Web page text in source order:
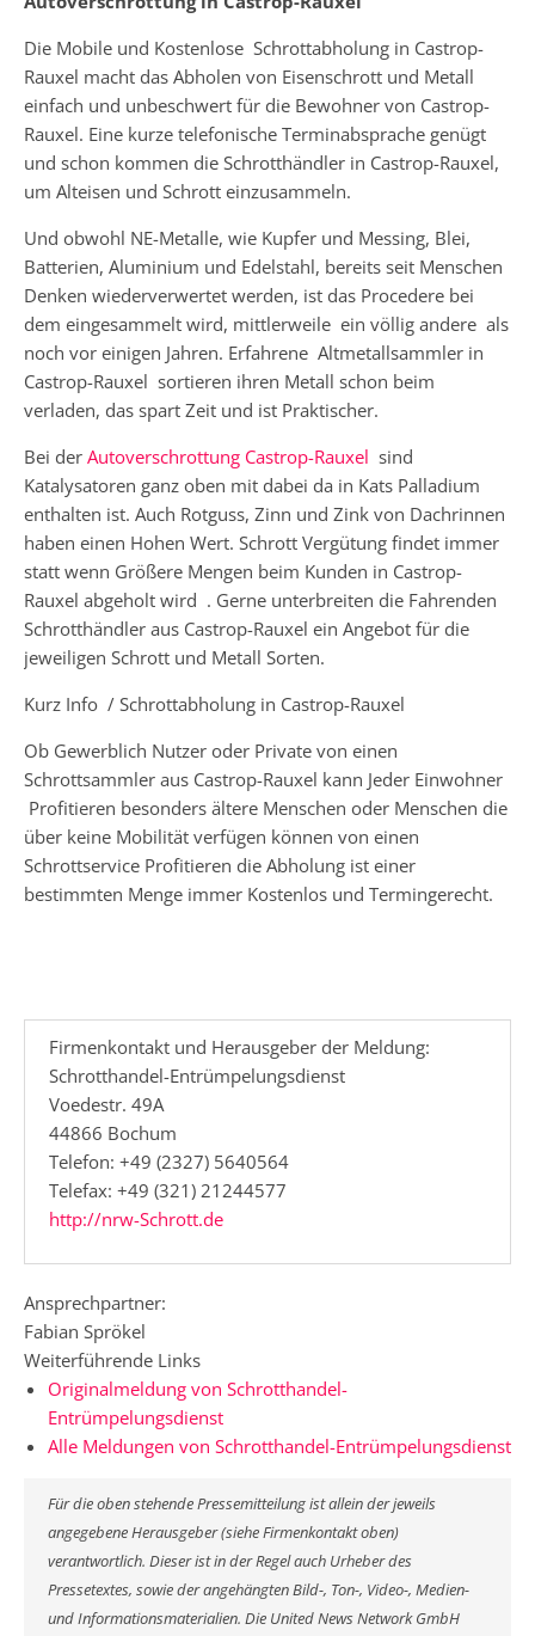
Die Mobile und Kostenlose Schrottabholung in Castrop-
Rauxel macht das Abholen von Eisenschrott und Metall
einfach und unbeschwert für die Bewohner von Castrop-
Rauxel. Eine kurze telefonische Terminabsprache genügt
und schon kommen die Schrotthändler in Castrop-Rauxel,
um Alteisen und Schrott einzusammeln.
Und obwohl NE-Metalle, wie Kupfer und Messing, Blei,
Batterien, Aluminium und Edelstahl, bereits seit Menschen
Denken wiederverwertet werden, ist das Procedere bei
dem eingesammelt wird, mittlerweile ein völlig andere als
noch vor einigen Jahren. Erfahrene Altmetallsammler in
Castrop-Rauxel sortieren ihren Metall schon beim
verladen, das spart Zeit und ist Praktischer.
Bei der Autoverschrottung Castrop-Rauxel sind
Katalysatoren ganz oben mit dabei da in Kats Palladium
enthalten ist. Auch Rotguss, Zinn und Zink von Dachrinnen
haben einen Hohen Wert. Schrott Vergütung findet immer
statt wenn Größere Mengen beim Kunden in Castrop-
Rauxel abgeholt wird . Gerne unterbreiten die Fahrenden
Schrotthändler aus Castrop-Rauxel ein Angebot für die
jeweiligen Schrott und Metall Sorten.
Kurz Info / Schrottabholung in Castrop-Rauxel
Ob Gewerblich Nutzer oder Private von einen
Schrottsammler aus Castrop-Rauxel kann Jeder Einwohner
Profitieren besonders ältere Menschen oder Menschen die
über keine Mobilität verfügen können von einen
Schrottservice Profitieren die Abholung ist einer
bestimmten Menge immer Kostenlos und Termingerecht.
Firmenkontakt und Herausgeber der Meldung:
Schrotthandel-Entrümpelungsdienst
Voedestr. 49A
44866 Bochum
Telefon: +49 (2327) 5640564
Telefax: +49 (321) 21244577
http://nrw-Schrott.de
Ansprechpartner:
Fabian Sprökel
Weiterführende Links
Originalmeldung von Schrotthandel-
Entrümpelungsdienst
Alle Meldungen von Schrotthandel-Entrümpelungsdienst
Für die oben stehende Pressemitteilung ist allein der jeweils
angegebene Herausgeber (siehe Firmenkontakt oben)
verantwortlich. Dieser ist in der Regel auch Urheber des
Pressetextes, sowie der angehängten Bild-, Ton-, Video-, Medien-
und Informationsmaterialien. Die United News Network GmbH